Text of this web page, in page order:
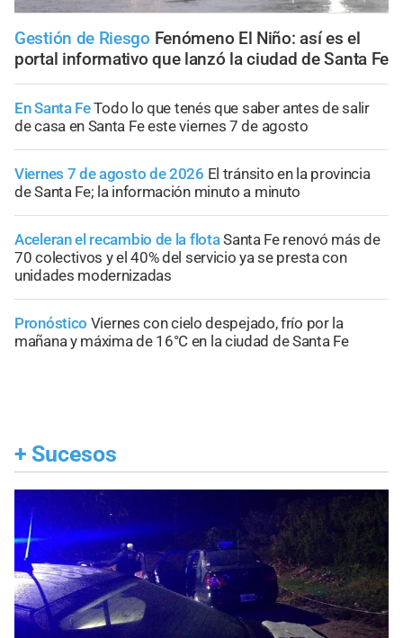
Gestión de Riesgo Fenómeno El Niño: así es el
portal informativo que lanzó la ciudad de Santa Fe
En Santa FeTodo lo que tenés que saber antes de salir
de casa en Santa Fe este viernes 7 de agosto
Viernes 7 de agosto de 2026 El tránsito en la provincia
de Santa Fe; la información minuto a minuto
Aceleran el recambio de la flotaSanta Fe renovó más de
70 colectivos y el 40% del servicio ya se presta con
unidades modernizadas
Pronóstico Viernes con cielo despejado, frío por la
mañana y máxima de 16°C en la ciudad de Santa Fe
+ Sucesos